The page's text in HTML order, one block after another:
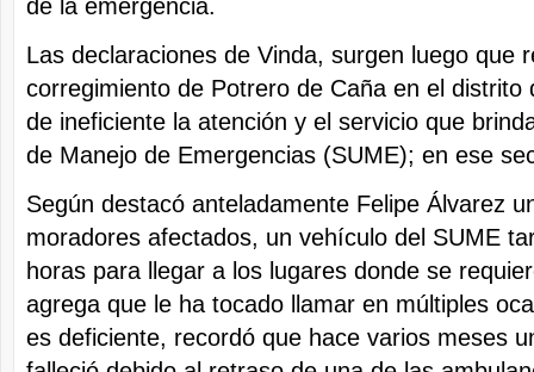
de la emergencia.
Las declaraciones de Vinda, surgen luego que
corregimiento de Potrero de Caña en el distrito
de ineficiente la atención y el servicio que
de Manejo de Emergencias (SUME); en ese
Según destacó anteladamente Felipe Álvarez
moradores afectados, un vehículo del SUME
horas para llegar a los lugares donde se
agrega que le ha tocado llamar en múltiples
es deficiente, recordó que hace varios meses